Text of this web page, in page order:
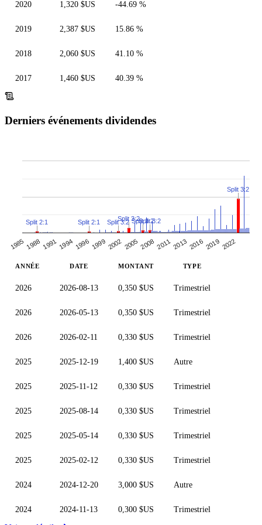
2020 1,320 $US -44.69 %
2019 2,387 $US 15.86 %
2018 2,060 $US 41.10 %
2017 1,460 $US 40.39 %
Derniers événements dividendes
1985 1988 1991 1994 1996 1999 2002 2005 2008201120132016 2019 2022
Split 2:1 Split 2:1 Split 3:2Split 3:2Split 3:2
Split 3:2
Split 3:2
ANNÉE DATE MONTANT TYPE
2026 2026-08-13 0,350 $US Trimestriel
2026 2026-05-13 0,350 $US Trimestriel
2026 2026-02-11 0,330 $US Trimestriel
2025 2025-12-19 1,400 $US Autre
2025 2025-11-12 0,330 $US Trimestriel
2025 2025-08-14 0,330 $US Trimestriel
2025 2025-05-14 0,330 $US Trimestriel
2025 2025-02-12 0,330 $US Trimestriel
2024 2024-12-20 3,000 $US Autre
2024 2024-11-13 0,300 $US Trimestriel